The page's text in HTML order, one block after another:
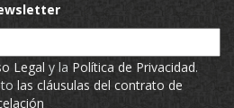
Legal y la Política de Privacidad.
las cláusulas del contrato de